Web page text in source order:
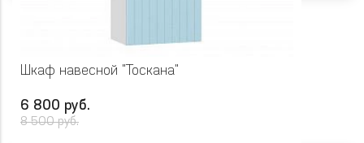
Шкаф навесной "Тоскана"
6 800 руб.
8 500 руб.